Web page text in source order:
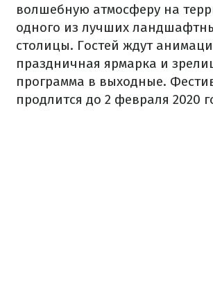
волшебную атмосферу на
одного из лучших
столицы. Гостей ждут
праздничная ярмарка и
программа в выходные.
продлится до 2 февраля 2020